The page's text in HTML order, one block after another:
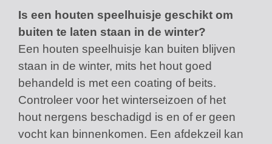
Is een houten speelhuisje geschikt om
buiten te laten staan in de winter?
Een houten speelhuisje kan buiten blijven
staan in de winter, mits het hout goed
behandeld is met een coating of beits.
Controleer voor het winterseizoen of het
hout nergens beschadigd is en of er geen
vocht kan binnenkomen. Een afdekzeil kan